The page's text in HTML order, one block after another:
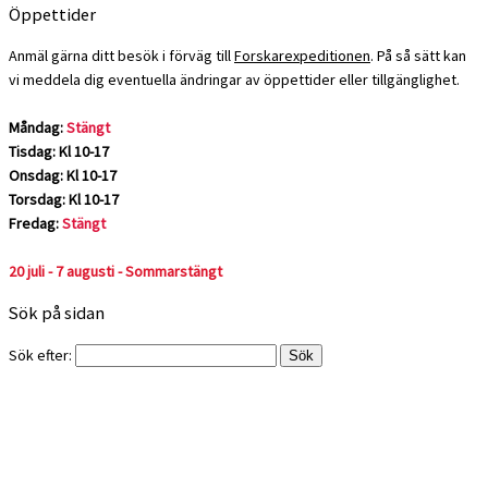
Öppettider
Anmäl gärna ditt besök i förväg tillForskarexpeditionen. På så sätt kan
vi meddela dig eventuella ändringar av öppettider eller tillgänglighet.
Måndag:Stängt
Tisdag: Kl 10-17
Onsdag: Kl 10-17
Torsdag: Kl 10-17
Fredag:Stängt
20 juli - 7 augusti - Sommarstängt
Sök på sidan
Sök efter: